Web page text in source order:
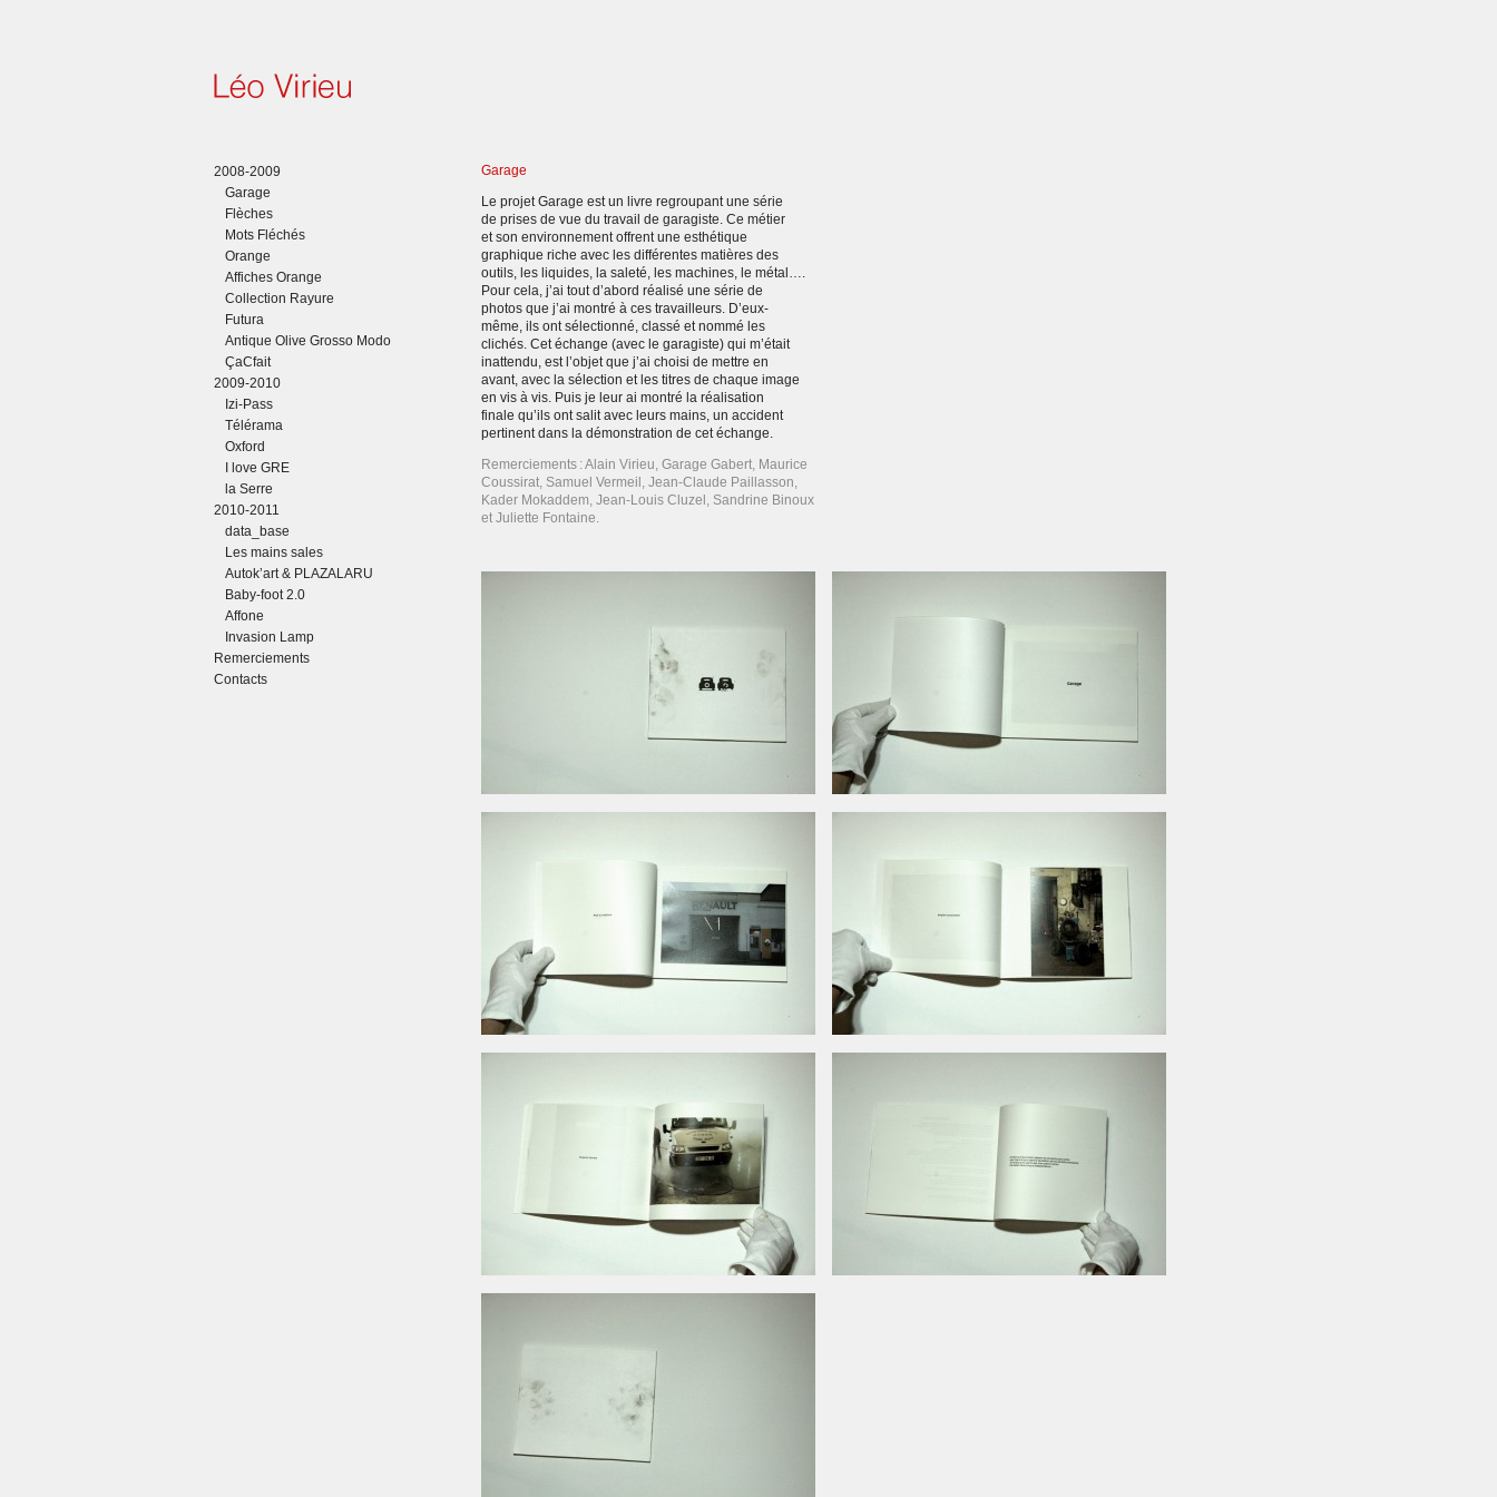
2008-2009
Garage
Flèches
Mots Fléchés
Orange
Affiches Orange
Collection Rayure
Futura
Antique Olive Grosso Modo
ÇaCfait
2009-2010
Izi-Pass
Télérama
Oxford
I love GRE
la Serre
2010-2011
data_base
Les mains sales
Autok’art & PLAZALARU
Baby-foot 2.0
Affone
Invasion Lamp
Remerciements
Contacts
Garage
Le projet Garage est un livre regroupant une série
de prises de vue du travail de garagiste. Ce métier
et son environnement offrent une esthétique
graphique riche avec les différentes matières des
outils, les liquides, la saleté, les machines, le métal….
Pour cela, j’ai tout d’abord réalisé une série de
photos que j’ai montré à ces travailleurs. D’eux-
même, ils ont sélectionné, classé et nommé les
clichés. Cet échange (avec le garagiste) qui m’était
inattendu, est l’objet que j’ai choisi de mettre en
avant, avec la sélection et les titres de chaque image
en vis à vis. Puis je leur ai montré la réalisation
finale qu’ils ont salit avec leurs mains, un accident
pertinent dans la démonstration de cet échange.
Remerciements : Alain Virieu, Garage Gabert, Maurice
Coussirat, Samuel Vermeil, Jean-Claude Paillasson,
Kader Mokaddem, Jean-Louis Cluzel, Sandrine Binoux
et Juliette Fontaine.